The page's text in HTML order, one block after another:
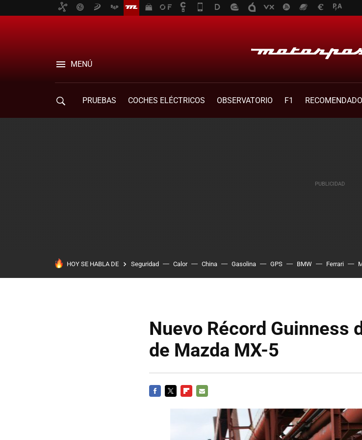
MENÚ
PRUEBAS COCHES ELÉCTRICOS OBSERVATORIO F1
HOY SE HABLA DE Seguridad Calor China Gasolina GPS BMW Ferrari
Nuevo Récord Guinness
de Mazda MX-5